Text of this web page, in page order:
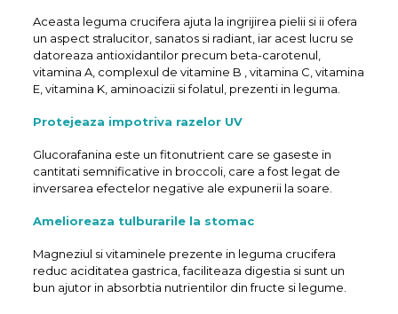
Aceasta leguma crucifera ajuta la ingrijirea pielii si ii ofera
un aspect stralucitor, sanatos si radiant, iar acest lucru se
datoreaza antioxidantilor precum beta-carotenul,
vitamina A, complexul de vitamine B , vitamina C, vitamina
E, vitamina K, aminoacizii si folatul, prezenti in leguma.
Protejeaza impotriva razelor UV
Glucorafanina este un fitonutrient care se gaseste in
cantitati semnificative in broccoli, care a fost legat de
inversarea efectelor negative ale expunerii la soare.
Amelioreaza tulburarile la stomac
Magneziul si vitaminele prezente in leguma crucifera
reduc aciditatea gastrica, faciliteaza digestia si sunt un
bun ajutor in absorbtia nutrientilor din fructe si legume.